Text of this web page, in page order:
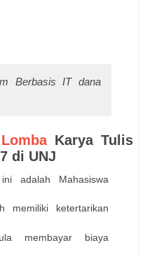
Berbasis IT dana
LombaKarya Tulis
di UNJ
adalah Mahasiswa
memiliki ketertarikan
membayar biaya